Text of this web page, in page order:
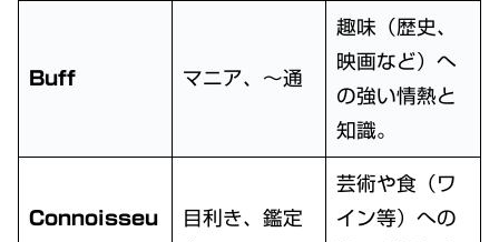
Buff マニア、〜通
趣味（歴史、
映画など）へ
の強い情熱と
知識。
Connoisseu
目利き、鑑定
芸術や食（ワ
イン等）への